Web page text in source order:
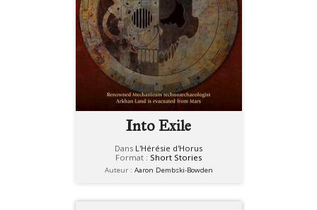
Into Exile
Dans L'Hérésie d'Horus
Format : Short Stories
Auteur : Aaron Dembski-Bowden